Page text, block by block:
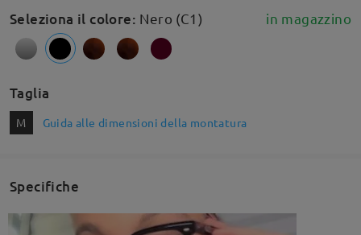
Seleziona il colore: Nero (C1) in magazzino
Taglia
M Guida alle dimensioni della montatura
Specifiche